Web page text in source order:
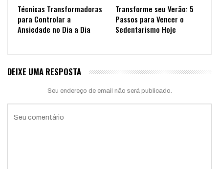
Técnicas Transformadoras
para Controlar a
Ansiedade no Dia a Dia
Transforme seu Verão: 5
Passos para Vencer o
Sedentarismo Hoje
DEIXE UMA RESPOSTA
Seu endereço de email não será publicado.